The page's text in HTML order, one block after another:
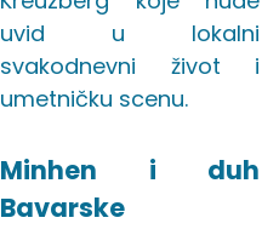
uvid u lokalni
svakodnevni život i
umetničku scenu.
Minhen i duh
Bavarske